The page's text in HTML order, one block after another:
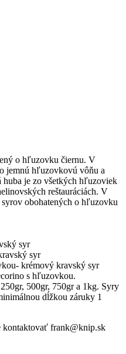
o hľuzovku čiernu. V
jemnú hľuzovkovú vôňu a
je zo všetkých hľuzoviek
reštauráciách. V
obohatených o hľuzovku
syr
syr
krémový kravský syr
s hľuzovkou.
500gr, 750gr a 1kg. Syry
dĺžkou záruky 1
kontaktovať frank@knip.sk